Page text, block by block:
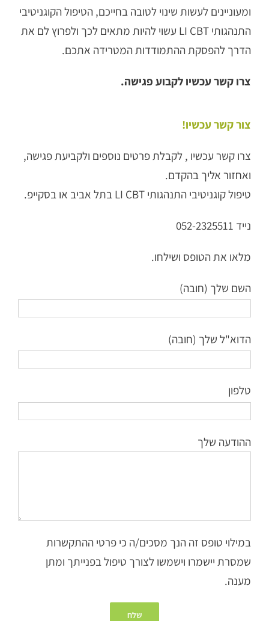
ומעוניינים לעשות שינוי לטובה בחייכם, הטיפול הקוגניטיבי
התנהגותי LI CBT עשוי להיות מתאים לכך ולפרוץ לם את
הדרך להפסקת ההתמודדות המטרידה אתכם.
צרו קשר עכשיו לקבוע פגישה.
צור קשר עכשיו!
צרו קשר עכשיו , לקבלת פרטים נוספים ולקביעת פגישה,
ואחזור אליך בהקדם.
טיפול קוגניטיבי התנהגותי LI CBT בתל אביב או בסקייפ.
נייד 052-2325511
מלאו את הטופס ושילחו.
השם שלך (חובה)
הדוא"ל שלך (חובה)
טלפון
ההודעה שלך
במילוי טופס זה הנך מסכים/ה כי פרטי ההתקשרות
שמסרת יישמרו וישמשו לצורך טיפול בפנייתך ומתן
מענה.